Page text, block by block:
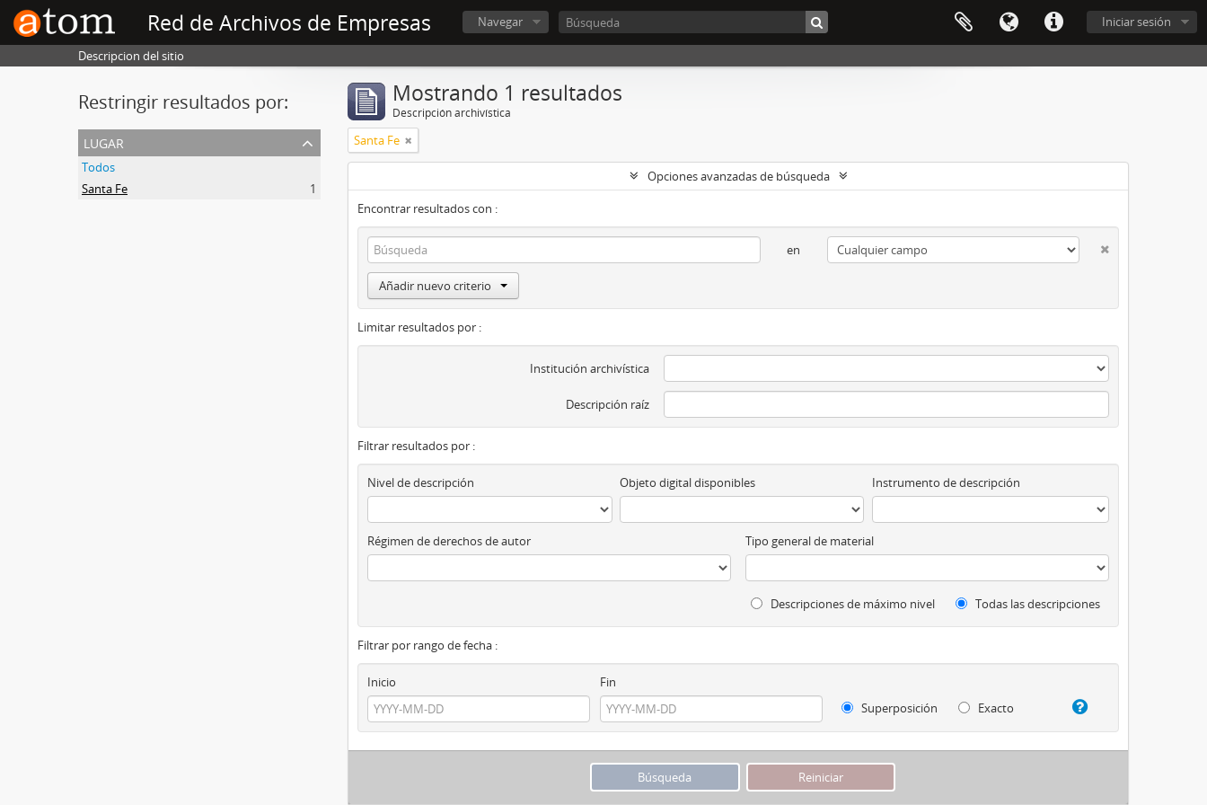
Red de Archivos de Empresas Iniciar sesión
Navegar
Descripcion del sitio
Restringir resultados por:
lugar
Todos
Santa Fe
1
Mostrando 1 resultados
Descripción archivística
Santa Fe
Opciones avanzadas de búsqueda
Encontrar resultados con :
en
Añadir nuevo criterio
Limitar resultados por :
Institución archivística
Descripción raíz
Filtrar resultados por :
Nivel de descripción Objeto digital disponibles Instrumento de descripción
Régimen de derechos de autor Tipo general de material
Descripciones de máximo nivel Todas las descripciones
Filtrar por rango de fecha :
Inicio
Fin
Superposición
Exacto